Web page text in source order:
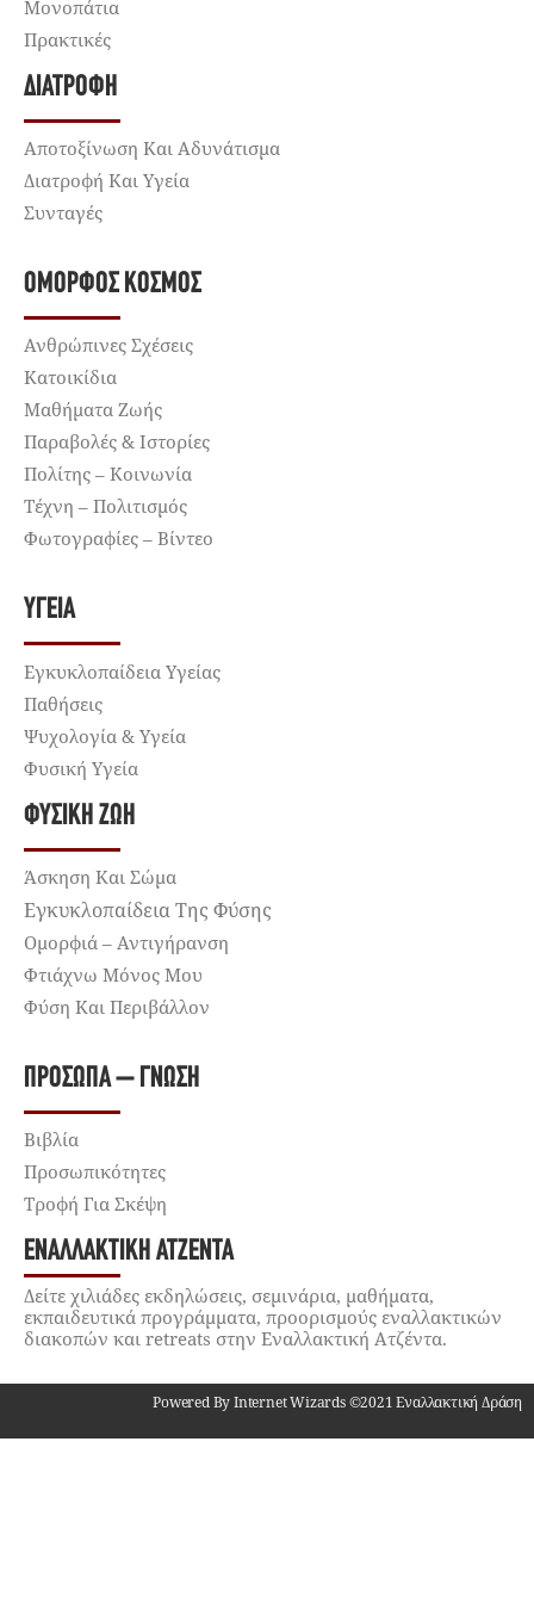
Μονοπάτια
Πρακτικές
ΔΙΑΤΡΟΦΉ
Αποτοξίνωση Και Αδυνάτισμα
Διατροφή Και Υγεία
Συνταγές
ΌΜΟΡΦΟΣ ΚΌΣΜΟΣ
Ανθρώπινες Σχέσεις
Κατοικίδια
Μαθήματα Ζωής
Παραβολές & Ιστορίες
Πολίτης – Κοινωνία
Τέχνη – Πολιτισμός
Φωτογραφίες – Βίντεο
ΥΓΕΊΑ
Εγκυκλοπαίδεια Υγείας
Παθήσεις
Ψυχολογία & Υγεία
Φυσική Υγεία
ΦΥΣΙΚΉ ΖΩΉ
Άσκηση Και Σώμα
Εγκυκλοπαίδεια Της Φύσης
Ομορφιά – Αντιγήρανση
Φτιάχνω Μόνος Μου
Φύση Και Περιβάλλον
ΠΡΌΣΩΠΑ – ΓΝΏΣΗ
Βιβλία
Προσωπικότητες
Τροφή Για Σκέψη
ΕΝΑΛΛΑΚΤΙΚΉ ΑΤΖΈΝΤΑ
Δείτε χιλιάδες εκδηλώσεις, σεμινάρια, μαθήματα,
εκπαιδευτικά προγράμματα, προορισμούς εναλλακτικών
διακοπών και retreats στην Εναλλακτική Ατζέντα.
Powered By Internet Wizards ©2021 Εναλλακτική Δράση